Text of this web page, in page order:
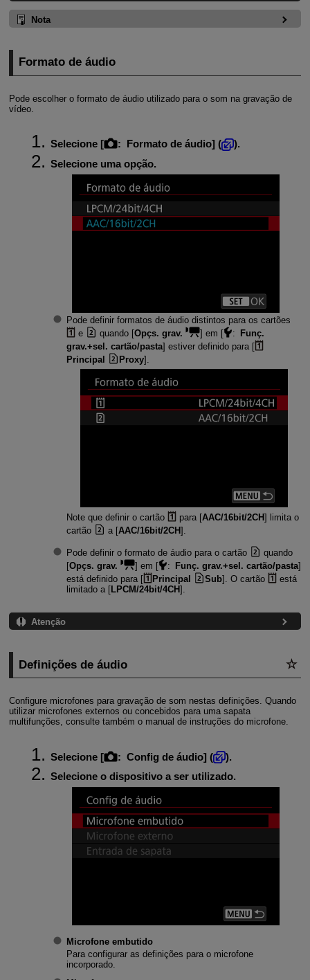
Nota
Formato de áudio
Pode escolher o formato de áudio utilizado para o som na gravação de
vídeo.
Selecione [ : Formato de áudio] (
).
Selecione uma opção.
Pode definir formatos de áudio distintos para os cartões
e
quando [Opçs. grav. ] em [ :
Funç.
grav.+sel. cartão/pasta] estiver definido para [
Principal
Proxy].
Note que definir o cartão para [AAC/16bit/2CH] limita o
cartão
a [AAC/16bit/2CH].
Pode definir o formato de áudio para o cartão
quando
[Opçs. grav. ] em [ : Funç. grav.+sel. cartão/pasta]
está definido para [
Principal Sub]. O cartão
está
limitado a [LPCM/24bit/4CH].
Atenção
Definições de áudio
Configure microfones para gravação de som nestas definições. Quando
utilizar microfones externos ou concebidos para uma sapata
multifunções, consulte também o manual de instruções do microfone.
Selecione [ : Config de áudio] (
).
Selecione o dispositivo a ser utilizado.
Microfone embutido
Para configurar as definições para o microfone
incorporado.